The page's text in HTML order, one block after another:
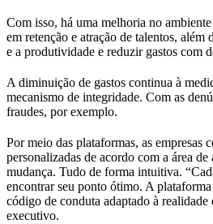
Com isso, há uma melhoria no
em retenção e atração de talentos, além
e a produtividade e reduzir gastos com
A diminuição de gastos continua à
mecanismo de integridade. Com as
fraudes, por exemplo.
Por meio das plataformas, as empresas
personalizadas de acordo com a área de
mudança. Tudo de forma intuitiva.
encontrar seu ponto ótimo. A
código de conduta adaptado à
executivo.